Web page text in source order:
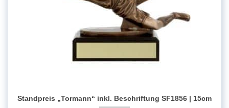
Standpreis „Tormann“ inkl. Beschriftung SF1856 | 15cm